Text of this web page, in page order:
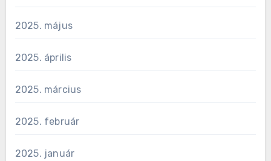
2025. május
2025. április
2025. március
2025. február
2025. január